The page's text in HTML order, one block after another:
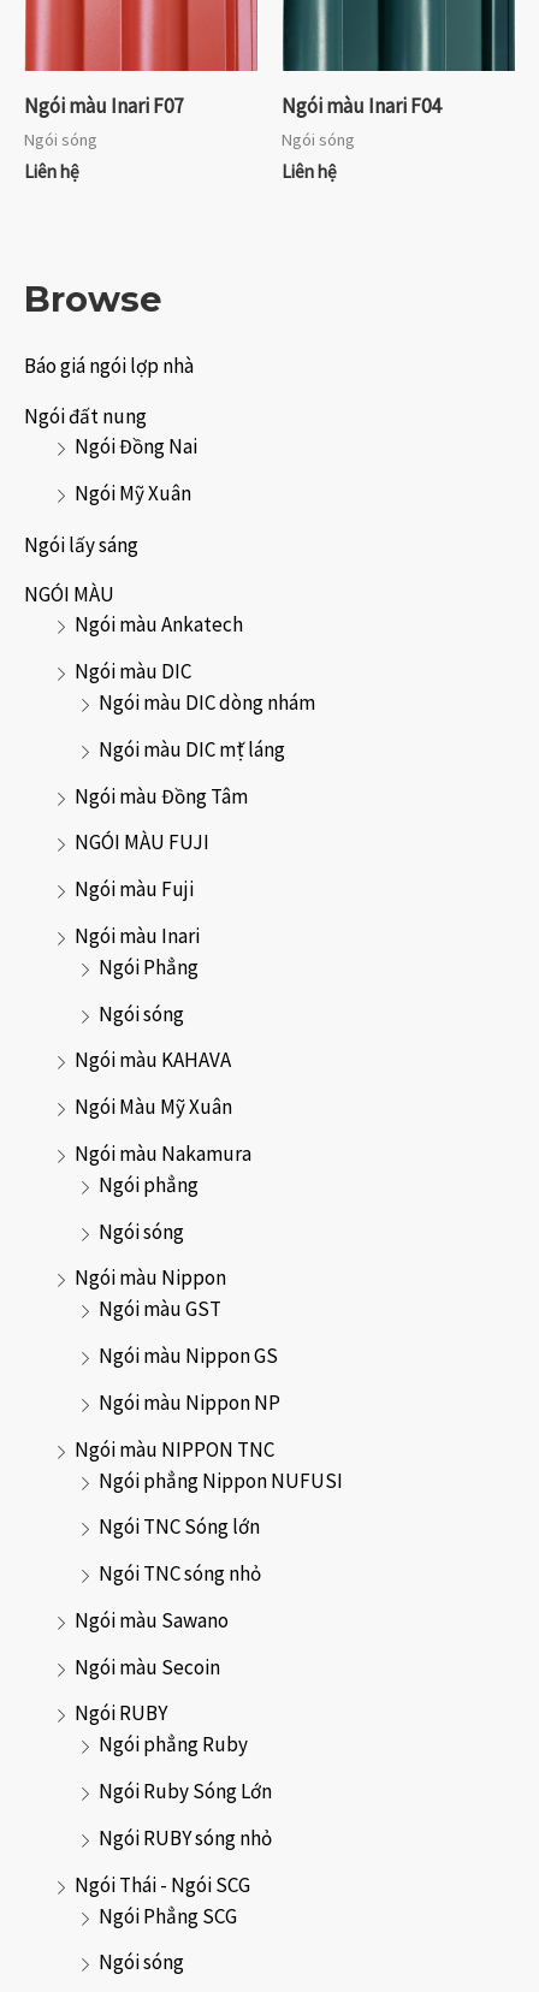
Browse
Báo giá ngói lợp nhà
Ngói đất nung
Ngói Đồng Nai
Ngói Mỹ Xuân
Ngói lấy sáng
NGÓI MÀU
Ngói màu Ankatech
Ngói màu DIC
Ngói màu DIC dòng nhám
Ngói màu DIC mặt láng
Ngói màu Đồng Tâm
NGÓI MÀU FUJI
Ngói màu Fuji
Ngói màu Inari
Ngói Phẳng
Ngói sóng
Ngói màu KAHAVA
Ngói Màu Mỹ Xuân
Ngói màu Nakamura
Ngói phẳng
Ngói sóng
Ngói màu Nippon
Ngói màu GST
Ngói màu Nippon GS
Ngói màu Nippon NP
Ngói màu NIPPON TNC
Ngói phẳng Nippon NUFUSI
Ngói TNC Sóng lớn
Ngói TNC sóng nhỏ
Ngói màu Sawano
Ngói màu Secoin
Ngói RUBY
Ngói phẳng Ruby
Ngói Ruby Sóng Lớn
Ngói RUBY sóng nhỏ
Ngói Thái - Ngói SCG
Ngói Phẳng SCG
Ngói sóng
Ngói màu Inari F07
Ngói sóng
Liên hệ
Ngói màu Inari F04
Ngói sóng
Liên hệ